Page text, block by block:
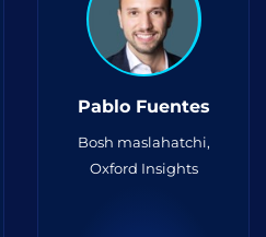
Pablo Fuentes
Bosh maslahatchi,
Oxford Insights